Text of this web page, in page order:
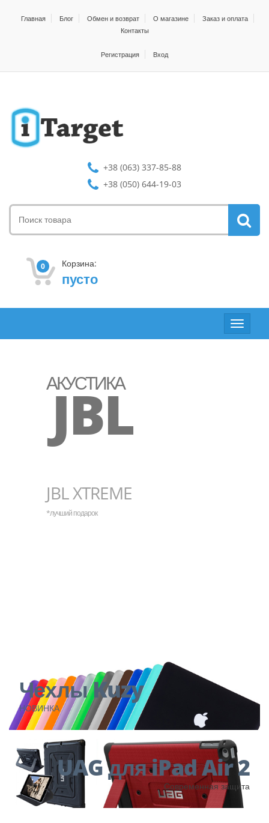
Главная Блог Обмен и возврат О магазине
Заказ и оплата
Контакты
Регистрация Вход
+38 (063) 337-85-88
+38 (050) 644-19-03
0 Корзина:
пусто
Toggle
АКУСТИКА
JBL
JBL XTREME
*лучший подарок
Чехлы Kuzy
НОВИНКА
UAG для iPad Air 2
Современная защита